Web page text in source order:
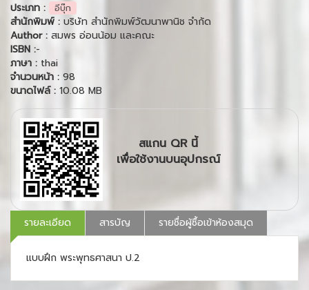
ประเภท : อีบุ๊ก
สำนักพิมพ์ : บริษัท สำนักพิมพ์วัฒนาพานิช จำกัด
Author : สมพร อ่อนน้อม และคณะ
ISBN :-
ภาษา : thai
จำนวนหน้า : 98
ขนาดไฟล์ : 10.08 MB
สแกน QR นี้
เพื่อใช้งานบนอุปกรณ์
รายละเอียด สารบัญ รายชื่อผู้ซื้อเข้าห้องสมุด
แบบฝึก พระพุทธศาสนา ป.2